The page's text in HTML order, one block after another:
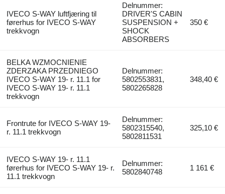
IVECO S-WAY luftfjæring til
førerhus for IVECO S-WAY
trekkvogn
Delnummer:
DRIVER'S CABIN
SUSPENSION +
SHOCK
ABSORBERS
350 €
BELKA WZMOCNIENIE
ZDERZAKA PRZEDNIEGO
IVECO S-WAY 19- r. 11.1 for
IVECO S-WAY 19- r. 11.1
trekkvogn
Delnummer:
5802553831,
5802265828
348,40 €
Frontrute for IVECO S-WAY 19-
r. 11.1 trekkvogn
Delnummer:
5802315540,
5802811531
325,10 €
IVECO S-WAY 19- r. 11.1
førerhus for IVECO S-WAY 19- r.
11.1 trekkvogn
Delnummer:
5802840748
1 161 €